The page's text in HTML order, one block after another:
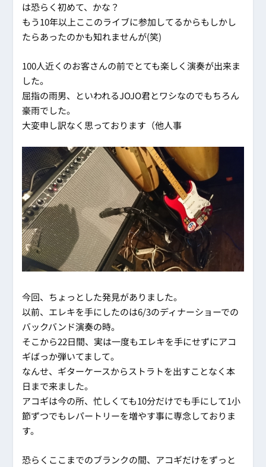
は恐らく初めて、かな？
もう10年以上ここのライブに参加してるからもしかし
たらあったのかも知れませんが(笑)
100人近くのお客さんの前でとても楽しく演奏が出来ま
した。
屈指の雨男、といわれるJOJO君とワシなのでもちろん
豪雨でした。
大変申し訳なく思っております（他人事
今回、ちょっとした発見がありました。
以前、エレキを手にしたのは6/3のディナーショーでの
バックバンド演奏の時。
そこから22日間、実は一度もエレキを手にせずにアコ
ギばっか弾いてまして。
なんせ、ギターケースからストラトを出すことなく本
日まで来ました。
アコギは今の所、忙しくても10分だけでも手にして1小
節ずつでもレパートリーを増やす事に専念しておりま
す。
恐らくここまでのブランクの間、アコギだけをずっと